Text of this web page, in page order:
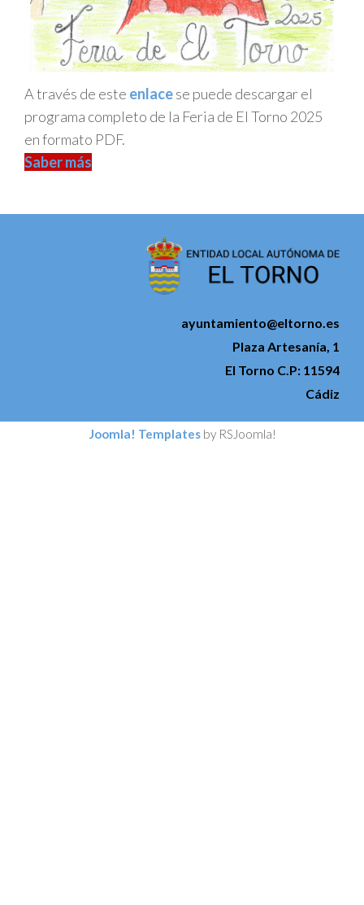
A través de este enlacese puede descargar el
programa completo de la Feria de El Torno 2025
en formato PDF.
Saber más
ayuntamiento@eltorno.es
Plaza Artesanía, 1
El Torno C.P: 11594
Cádiz
Joomla! Templatesby RSJoomla!